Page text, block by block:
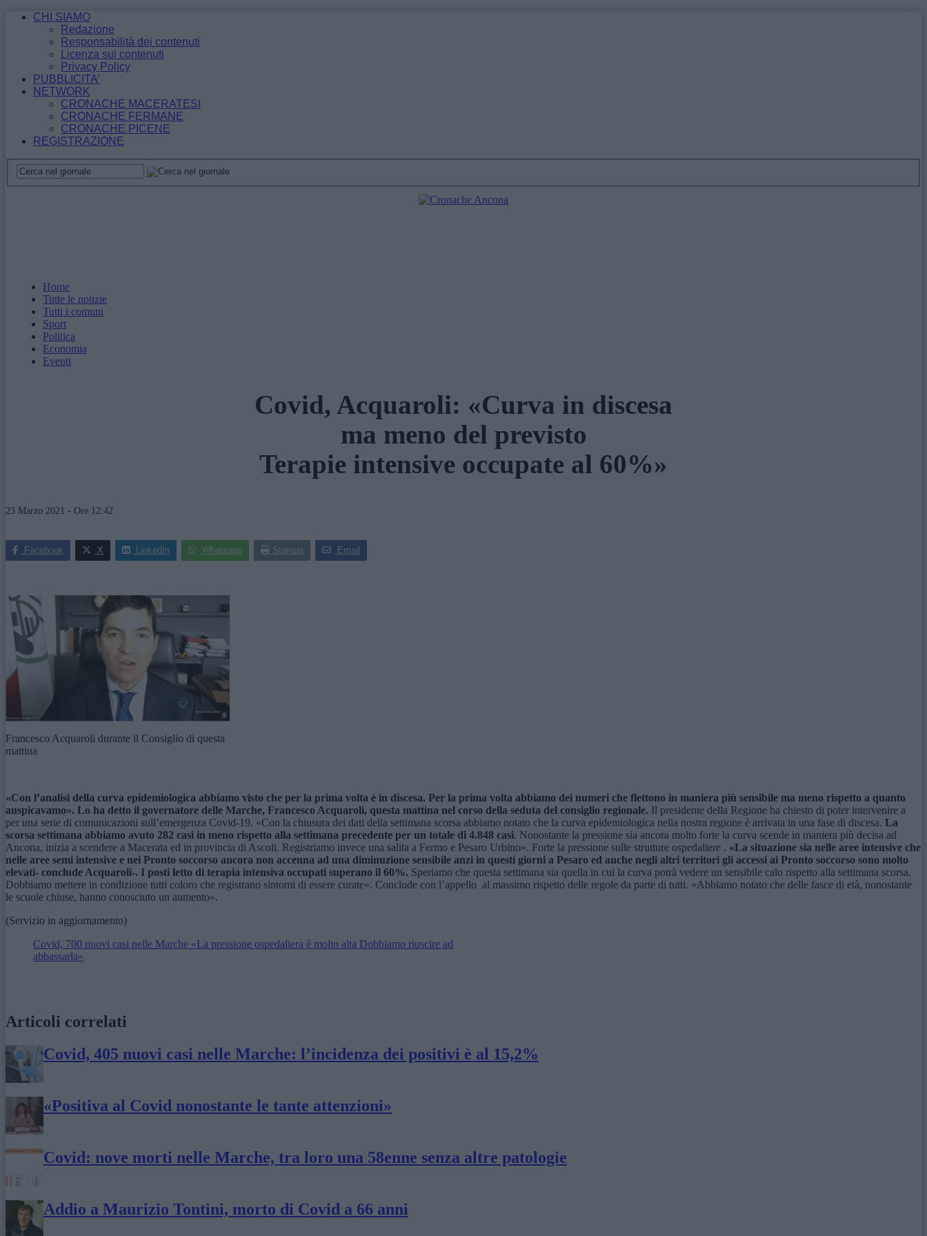
CHI SIAMO
Redazione
Responsabilità dei contenuti
Licenza sui contenuti
Privacy Policy
PUBBLICITA’
NETWORK
CRONACHE MACERATESI
CRONACHE FERMANE
CRONACHE PICENE
REGISTRAZIONE
Home
Tutte le notizie
Tutti i comuni
Sport
Politica
Economia
Eventi
Covid, Acquaroli: «Curva in discesa
ma meno del previsto
Terapie intensive occupate al 60%»
23 Marzo 2021 - Ore 12:42
Facebook X LinkedIn Whatsapp Stampa Email
Francesco Acquaroli durante il Consiglio di questa
mattina
«Con l’analisi della curva epidemiologica abbiamo visto che per la prima volta è in discesa. Per la prima volta abbiamo dei numeri che flettono in maniera più sensibile ma meno rispetto a quanto
auspicavamo». Lo ha detto il governatore delle Marche, Francesco Acquaroli, questa mattina nel corso della seduta del consiglio regionale. Il presidente della Regione ha chiesto di poter intervenire a
per una serie di comunicazioni sull’emergenza Covid-19. «Con la chiusura dei dati della settimana scorsa abbiamo notato che la curva epidemiologica nella nostra regione è arrivata in una fase di discesa. La
scorsa settimana abbiamo avuto 282 casi in meno rispetto alla settimana precedente per un totale di 4.848 casi. Nonostante la pressione sia ancora molto forte la curva scende in maniera più decisa ad
Ancona, inizia a scendere a Macerata ed in provincia di Ascoli. Registriamo invece una salita a Fermo e Pesaro Urbino». Forte la pressione sulle strutture ospedaliere . «La situazione sia nelle aree intensive che
nelle aree semi intensive e nei Pronto soccorso ancora non accenna ad una diminuzione sensibile anzi in questi giorni a Pesaro ed anche negli altri territori gli accessi ai Pronto soccorso sono molto
elevati- conclude Acquaroli-. I posti letto di terapia intensiva occupati superano il 60%. Speriamo che questa settimana sia quella in cui la curva potrà vedere un sensibile calo rispetto alla settimana scorsa.
Dobbiamo mettere in condizione tutti coloro che registrano sintomi di essere curate». Conclude con l’appello al massimo rispetto delle regole da parte di tutti. «Abbiamo notato che delle fasce di età, nonostante
le scuole chiuse, hanno conosciuto un aumento».
(Servizio in aggiornamento)
Covid, 700 nuovi casi nelle Marche «La pressione ospedaliera è molto alta Dobbiamo riuscire ad
abbassarla»
Articoli correlati
Covid, 405 nuovi casi nelle Marche: l’incidenza dei positivi è al 15,2%
«Positiva al Covid nonostante le tante attenzioni»
Covid: nove morti nelle Marche, tra loro una 58enne senza altre patologie
Addio a Maurizio Tontini, morto di Covid a 66 anni